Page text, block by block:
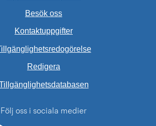
Besök oss
Kontaktuppgifter
Redigera
Länk till annan
Följ oss i sociala medier